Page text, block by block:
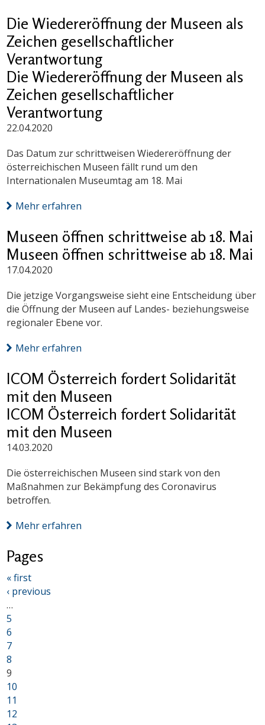
Die Wiedereröffnung der Museen als
Zeichen gesellschaftlicher
Verantwortung
Die Wiedereröffnung der Museen als
Zeichen gesellschaftlicher
Verantwortung
22.04.2020
Das Datum zur schrittweisen Wiedereröffnung der
österreichischen Museen fällt rund um den
Internationalen Museumtag am 18. Mai
Mehr erfahren
Museen öffnen schrittweise ab 18. Mai
Museen öffnen schrittweise ab 18. Mai
17.04.2020
Die jetzige Vorgangsweise sieht eine Entscheidung über
die Öffnung der Museen auf Landes- beziehungsweise
regionaler Ebene vor.
Mehr erfahren
ICOM Österreich fordert Solidarität
mit den Museen
ICOM Österreich fordert Solidarität
mit den Museen
14.03.2020
Die österreichischen Museen sind stark von den
Maßnahmen zur Bekämpfung des Coronavirus
betroffen.
Mehr erfahren
Pages
« first
‹ previous
…
5
6
7
8
9
10
11
12